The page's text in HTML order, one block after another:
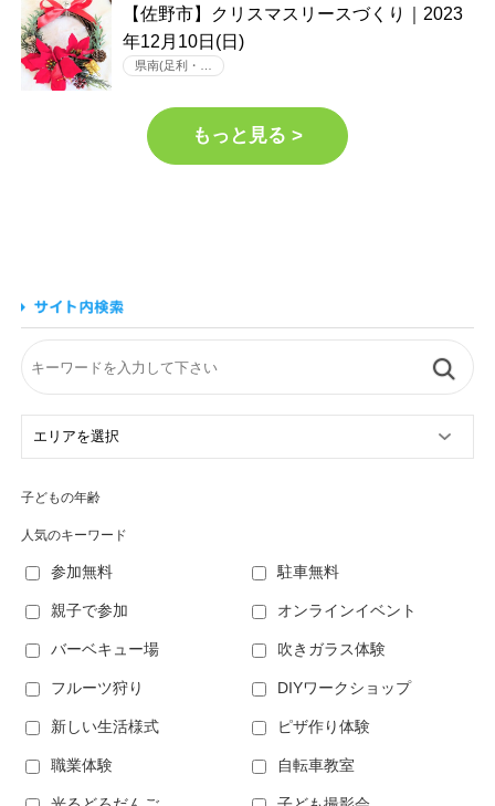
【佐野市】クリスマスリースづくり｜2023
年12月10日(日)
県南(足利・…
もっと見る >
子どもの年齢
人気のキーワード
参加無料 駐車無料
親子で参加 オンラインイベント
バーベキュー場 吹きガラス体験
フルーツ狩り DIYワークショップ
新しい生活様式 ピザ作り体験
職業体験 自転車教室